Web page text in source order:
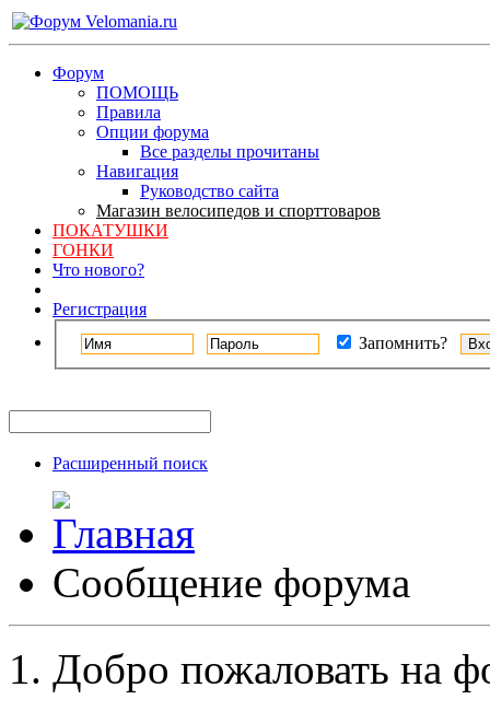
Форум
ПОМОЩЬ
Правила
Опции форума
Все разделы прочитаны
Навигация
Руководство сайта
Магазин велосипедов и спорттоваров
ПОКАТУШКИ
ГОНКИ
Что нового?
Регистрация
Запомнить?
Расширенный поиск
Сообщение форума
Добро пожаловать на